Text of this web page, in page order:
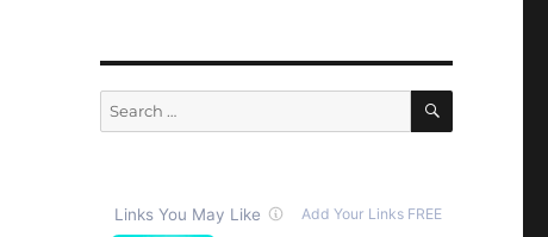
Search
for:
SEARCH